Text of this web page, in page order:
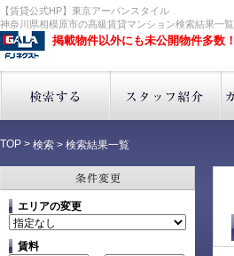
【賃貸公式HP】東京アーバンスタイル
神奈川県相模原市の高級賃貸マンション検索結果一覧
掲載物件以外にも未公開物件多数！
TOP > 検索 > 検索結果一覧
エリアの変更
賃料